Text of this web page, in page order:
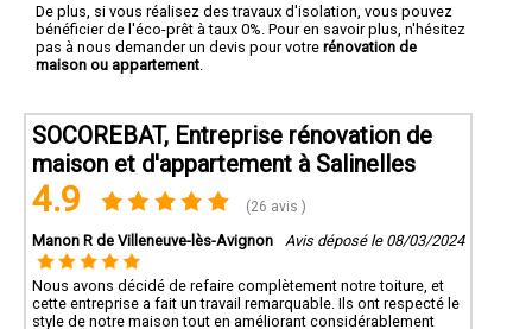
De plus, si vous réalisez des travaux d'isolation, vous pouvez
bénéficier de l'éco-prêt à taux 0%. Pour en savoir plus, n'hésitez
pas à nous demander un devis pour votre rénovation de
maison ou appartement
SOCOREBAT, Entreprise rénovation de
maison et d'appartement à Salinelles
4.9 (26 avis )
Manon R de Villeneuve-lès-Avignon Avis déposé le 08/03/2024
Nous avons décidé de refaire complètement notre toiture, et
cette entreprise a fait un travail remarquable. Ils ont respecté le
style de notre maison tout en améliorant considérablement